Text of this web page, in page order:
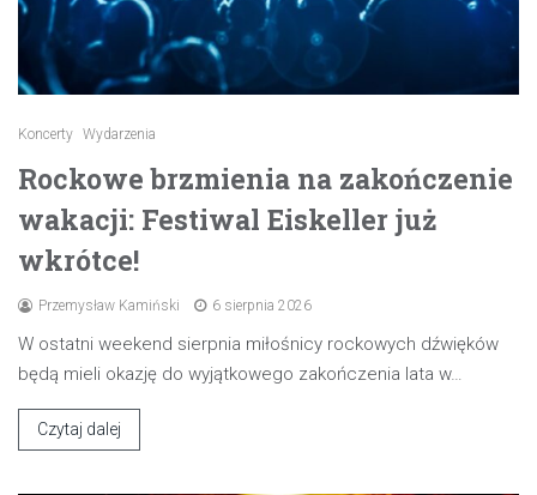
Koncerty Wydarzenia
Rockowe brzmienia na zakończenie
wakacji: Festiwal Eiskeller już
wkrótce!
Przemysław Kamiński 6 sierpnia 2026
W ostatni weekend sierpnia miłośnicy rockowych dźwięków
będą mieli okazję do wyjątkowego zakończenia lata w…
Czytaj dalej